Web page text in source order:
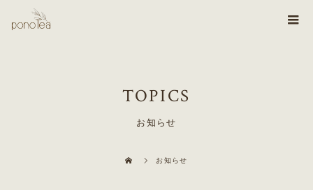
TOPICS
お知らせ
お知らせ